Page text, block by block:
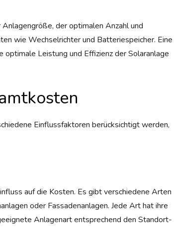
der optimalen Anzahl und
wie Wechselrichter und Batteriespeicher. Eine
Leistung und Effizienz der Solaranlage
Einflussfaktoren berücksichtigt werden,
auf die Kosten. Es gibt verschiedene Arten
oder Fassadenanlagen. Jede Art hat ihre
Anlagenart entsprechend den Standort-